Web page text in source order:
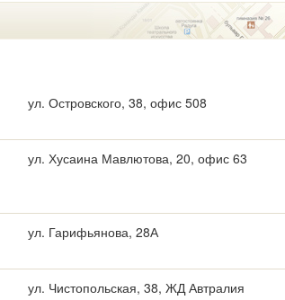
ул. Островского, 38, офис 508
ул. Хусаина Мавлютова, 20, офис 63
ул. Гарифьянова, 28А
ул. Чистопольская, 38, ЖД Автралия